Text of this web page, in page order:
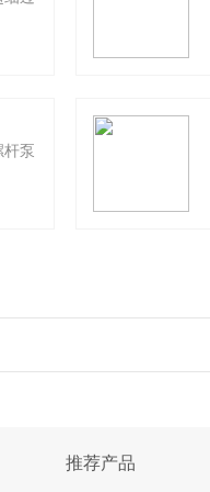
杆泵
推荐产品